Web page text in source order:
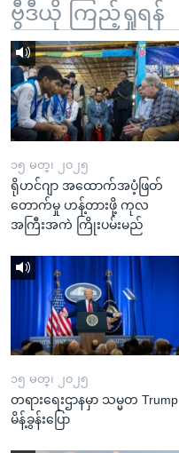
ရန်ဗွီဒီယို ကြည့်ရှုရန်
၁၅ မတ္၊ ၂၀၂၅
ရိုဟင်ဂျာ အထောက်အပံ့ဖြတ်
တောက်မှု ဟန့်တားဖို့ ကုလ
အကြီးအကဲ ကြိုးပမ်းမည်
၁၅ မတ္၊ ၂၀၂၅
တရားရေးဌာနမှာ သမ္မတ Trump
မိန့်ခွန်းပြော